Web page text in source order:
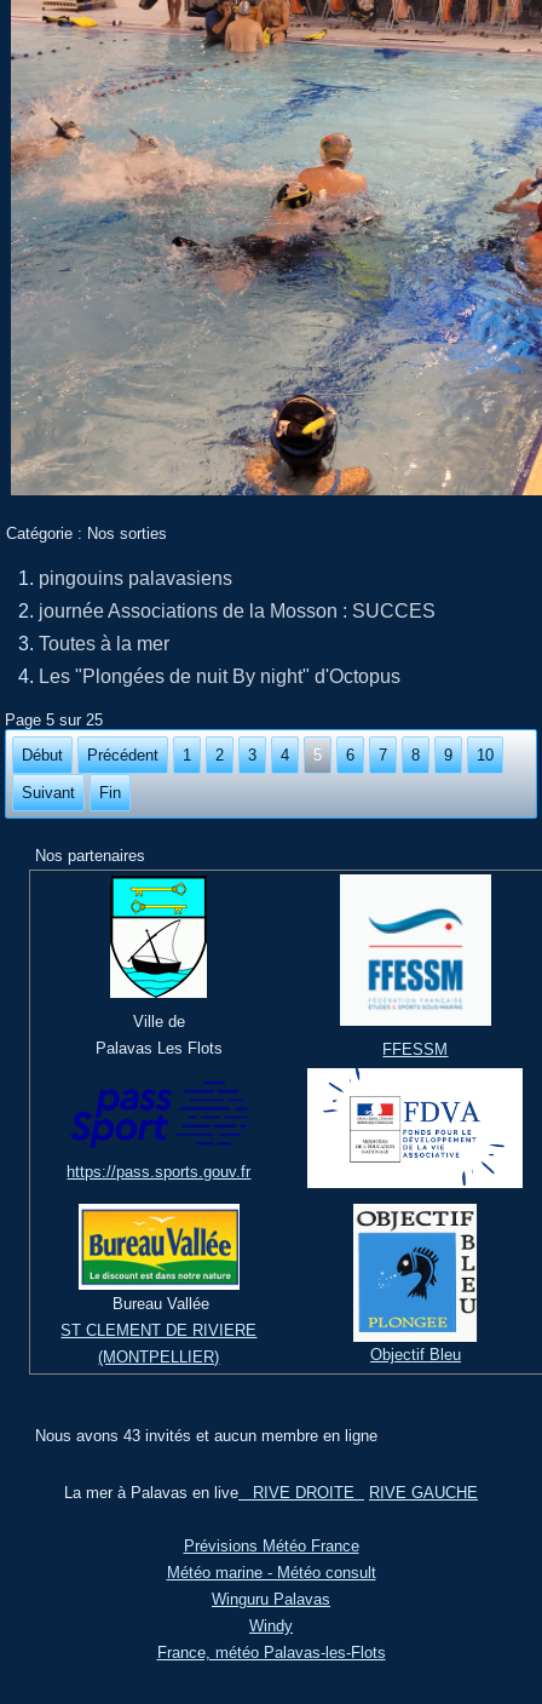
Catégorie : Nos sorties
pingouins palavasiens
journée Associations de la Mosson : SUCCES
Toutes à la mer
Les "Plongées de nuit By night" d'Octopus
Page 5 sur 25
Début
Précédent 1 2 3 4 5 6 7 8 9 10
Suivant Fin
Nos partenaires
Ville de
Palavas Les Flots
FFESSM
https://pass.sports.gouv.fr
Bureau Vallée
ST CLEMENT DE RIVIERE
(MONTPELLIER)
Objectif Bleu
Nous avons 43 invités et aucun membre en ligne
La mer à Palavas en live RIVE DROITE RIVE GAUCHE
Prévisions Météo France
Météo marine - Météo consult
Winguru Palavas
Windy
France, météo Palavas-les-Flots